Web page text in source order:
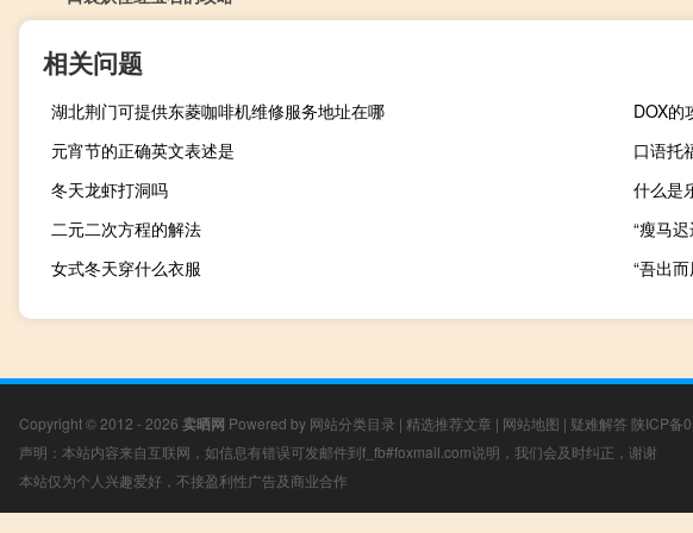
相关问题
湖北荆门可提供东菱咖啡机维修服务地址在哪
DOX的
元宵节的正确英文表述是
口语托
冬天龙虾打洞吗
什么是
二元二次方程的解法
“瘦马
女式冬天穿什么衣服
“吾出
Copyright © 2012 - 2026 卖晒网 Powered by 网站分类目录 | 精选推荐文章 | 网站地图 | 疑难解答 陕ICP备
声明：本站内容来自互联网，如信息有错误可发邮件到f_fb#foxmail.com说明，我们会及时纠正，谢谢
本站仅为个人兴趣爱好，不接盈利性广告及商业合作